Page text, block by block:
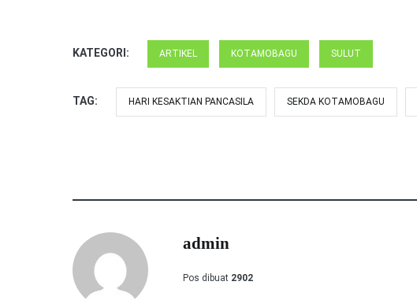
KATEGORI: ARTIKEL KOTAMOBAGU SULUT
TAG: HARI KESAKTIAN PANCASILA SEKDA KOTAMOBAGU
admin
Pos dibuat 2902